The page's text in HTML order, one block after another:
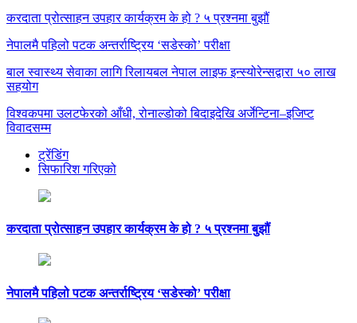
करदाता प्रोत्साहन उपहार कार्यक्रम के हो ? ५ प्रश्नमा बुझौं
नेपालमै पहिलो पटक अन्तर्राष्ट्रिय ‘सडेस्को’ परीक्षा
बाल स्वास्थ्य सेवाका लागि रिलायबल नेपाल लाइफ इन्स्योरेन्सद्वारा ५० लाख
सहयोग
विश्वकपमा उलटफेरको आँधी, रोनाल्डोको बिदाइदेखि अर्जेन्टिना–इजिप्ट
विवादसम्म
ट्रेंडिंग
सिफारिश गरिएको
करदाता प्रोत्साहन उपहार कार्यक्रम के हो ? ५ प्रश्नमा बुझौं
नेपालमै पहिलो पटक अन्तर्राष्ट्रिय ‘सडेस्को’ परीक्षा